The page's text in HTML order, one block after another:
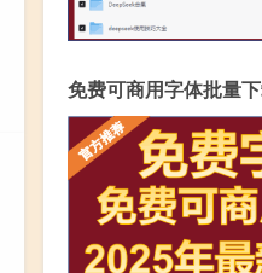
免费可商用字体批量